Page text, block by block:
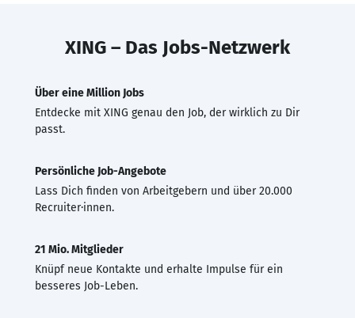
XING – Das Jobs-Netzwerk
Über eine Million Jobs
Entdecke mit XING genau den Job, der wirklich zu Dir
passt.
Persönliche Job-Angebote
Lass Dich finden von Arbeitgebern und über 20.000
Recruiter·innen.
21 Mio. Mitglieder
Knüpf neue Kontakte und erhalte Impulse für ein
besseres Job-Leben.